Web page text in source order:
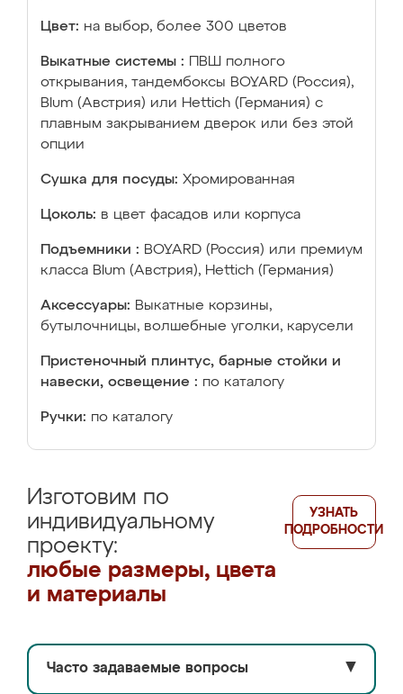
Цвет: на выбор, более 300 цветов
Выкатные системы :
ПВШ полного
открывания, тандембоксы BOYARD (Россия),
Blum (Австрия) или Hettich (Германия) с
плавным закрыванием дверок или без этой
опции
Сушка для посуды: Хромированная
Цоколь: в цвет фасадов или корпуса
Подъемники : BOYARD (Россия) или премиум
класса Blum (Австрия), Hettich (Германия)
Аксессуары: Выкатные корзины,
бутылочницы, волшебные уголки, карусели
Пристеночный плинтус, барные стойки и
навески, освещение : по каталогу
Ручки: по каталогу
Изготовим по
индивидуальному
проекту:
любые размеры, цвета
и материалы
УЗНАТЬ
ПОДРОБНОСТИ
Часто задаваемые вопросы ▼